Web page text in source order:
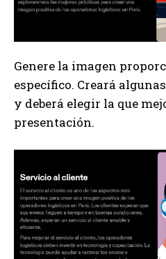
Genere la imagen
específico. Creará
y deberá elegir la que
presentación.